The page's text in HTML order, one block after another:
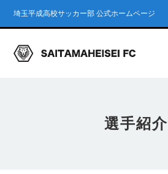
埼玉平成高校サッカー部 公式ホームページ
選手紹介